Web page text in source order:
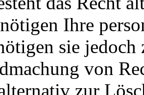
Ihre
sie
von
zur